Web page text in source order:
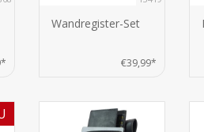
Wandregister-Set
€39,99*